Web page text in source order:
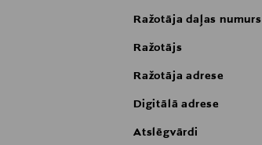
Ražotāja daļas numurs
Ražotājs
Ražotāja adrese
Digitālā adrese
Atslēgvārdi